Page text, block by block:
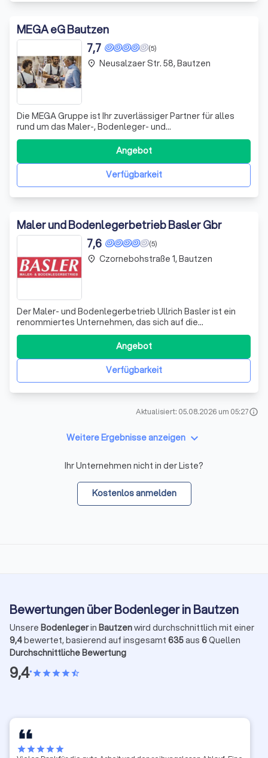
MEGA eG Bautzen
(5)
7,7
Die MEGA Gruppe ist Ihr zuverlässiger Partner für alles
rund um das Maler-, Bodenleger- und
Stuckateurhandwerk. Wir bieten ein umfassendes
Sortiment an hochwertigen Farben, Lacken, Lasuren,
Dämmsystemen, Putzen, Bauchemie und Bautenschutz.
Darüber hinaus finden Sie bei uns eine breite Auswahl an
Verfügbarkeit
Angebot
place Neusalzaer Str. 58, Bautzen
Maler und Bodenlegerbetrieb Basler Gbr
(5)
7,6
Der Maler- und Bodenlegerbetrieb Ullrich Basler ist ein
renommiertes Unternehmen, das sich auf die
Bereitstellung hochwertiger Maler- und
Bodenlegerdienstleistungen spezialisiert hat. Wir legen
großen Wert auf den Schutz und die Sicherheit der
personenbezogenen Daten unserer Kunden. Daher
Verfügbarkeit
Angebot
place Czornebohstraße 1, Bautzen
Aktualisiert: 05.08.2026 um 05:27info
Weitere Ergebnisse anzeigen keyboard_arrow_down
Ihr Unternehmen nicht in der Liste?
Kostenlos anmelden
Bewertungen über Bodenleger in Bautzen
Unsere Bodenlegerin Bautzenwird durchschnittlich mit einer
9,4bewertet, basierend auf insgesamt 635aus 6Quellen
Durchschnittliche Bewertung
9,4•starstarstarstarstar_half
starstarstarstarstar